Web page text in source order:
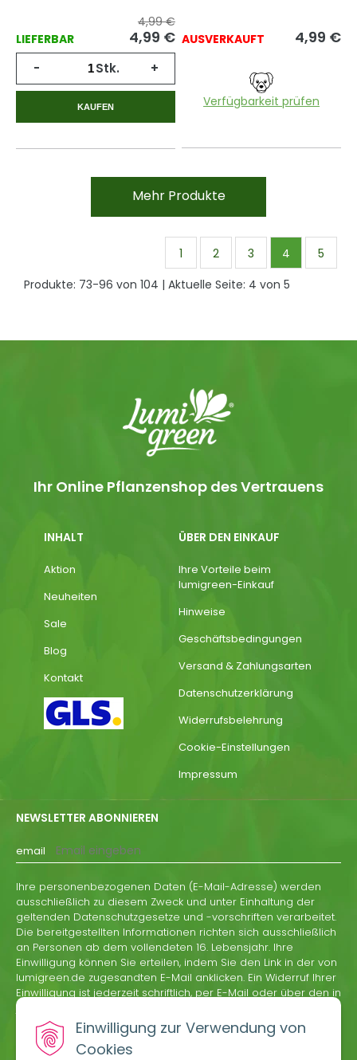
Einwilligung zur Verwendung von
Cookies
LIEFERBAR
4,99 €
4,99 €
- Stk. +
KAUFEN
AUSVERKAUFT 4,99 €
Verfügbarkeit prüfen
Mehr Produkte
1 2 3 4
5
Produkte: 73-96 von 104 | Aktuelle Seite: 4 von 5
Ihr Online Pflanzenshop des Vertrauens
INHALT
Aktion
Neuheiten
Sale
Blog
Kontakt
ÜBER DEN EINKAUF
Ihre Vorteile beim
lumigreen-Einkauf
Hinweise
Geschäftsbedingungen
Versand & Zahlungsarten
Datenschutzerklärung
Widerrufsbelehrung
Cookie-Einstellungen
Impressum
NEWSLETTER ABONNIEREN
email
Ihre personenbezogenen Daten (E-Mail-Adresse) werden
ausschließlich zu diesem Zweck und unter Einhaltung der
geltenden Datenschutzgesetze und -vorschriften verarbeitet.
Die bereitgestellten Informationen richten sich ausschließlich
an Personen ab dem vollendeten 16. Lebensjahr. Ihre
Einwilligung können Sie erteilen, indem Sie den Link in der von
lumigreen.de zugesandten E-Mail anklicken. Ein Widerruf Ihrer
Einwilligung ist jederzeit schriftlich, per E-Mail oder über den in
jeder Informations-E-Mail von lumigreen.de enthaltenen
Abmeldelink möglich.